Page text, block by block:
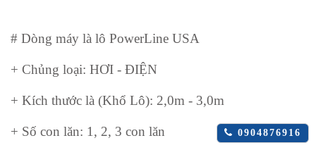
# Dòng máy là lô PowerLine USA
+ Chủng loại: HƠI - ĐIỆN
+ Kích thước là (Khổ Lô): 2,0m - 3,0m
+ Số con lăn: 1, 2, 3 con lăn
Click
để
0904876916